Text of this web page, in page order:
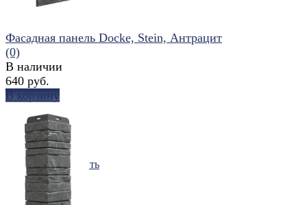
избранное сравнить
Фасадная панель Docke, Stein, Антрацит
(0)
В наличии
640 руб.
В корзину